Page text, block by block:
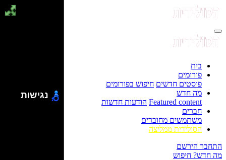
בית
פורומים
פוסטים חדשים חיפוש בפורומים
מה חדש
Featured content הודעות חדשות
חברים
משתמשים מחוברים
הסולידית ממליצה
התחבר הירשם
מה חדש? חיפוש
נגישות